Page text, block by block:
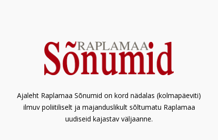
Ajaleht Raplamaa Sõnumid on kord nädalas (kolmapäeviti)
ilmuv poliitiliselt ja majanduslikult sõltumatu Raplamaa
uudiseid kajastav väljaanne.